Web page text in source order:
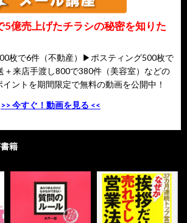
5億売上げたチラシの秘密を知りた
枚で6件（不動産）▶ポスティング500枚で
来店手渡し800で380件（美容室）などの
ントを期間限定で無料の動画を公開中！
>> 今すぐ！動画を見る <<
籍